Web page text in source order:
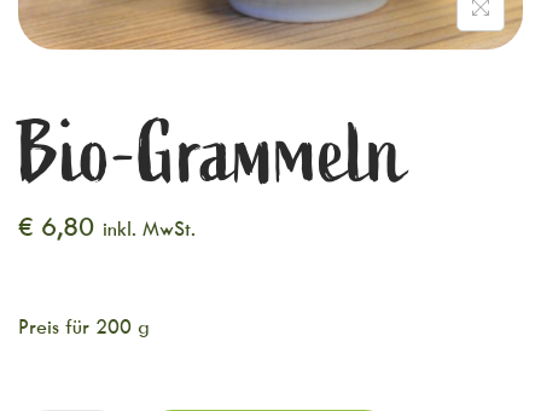
Bio-Grammeln
€ 6,80 inkl. MwSt.
Preis für 200 g